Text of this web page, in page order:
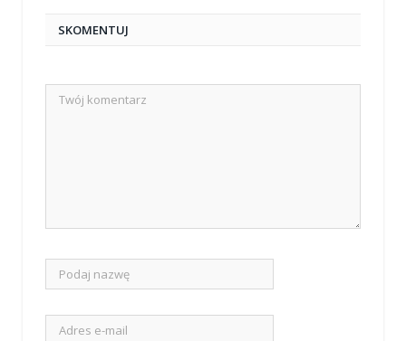
SKOMENTUJ